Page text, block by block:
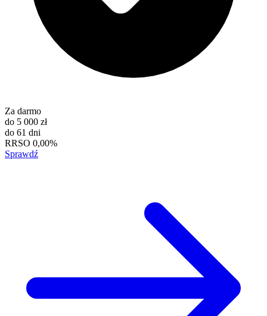
Za darmo
do 5 000 zł
do 61 dni
RRSO 0,00%
Sprawdź